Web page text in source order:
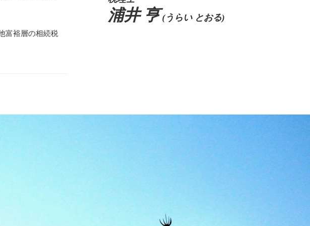
浦井 亨 (うらい とおる)
富裕層の相続税